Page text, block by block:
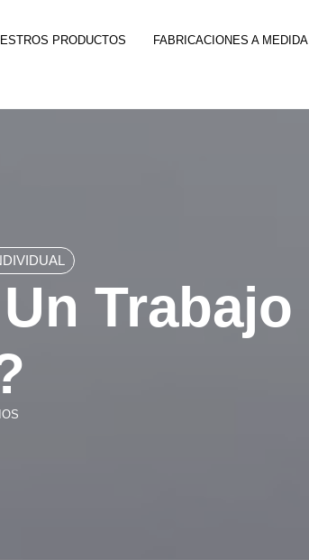
PRODUCTOS FABRICACIONES A MEDIDA
Trabajo